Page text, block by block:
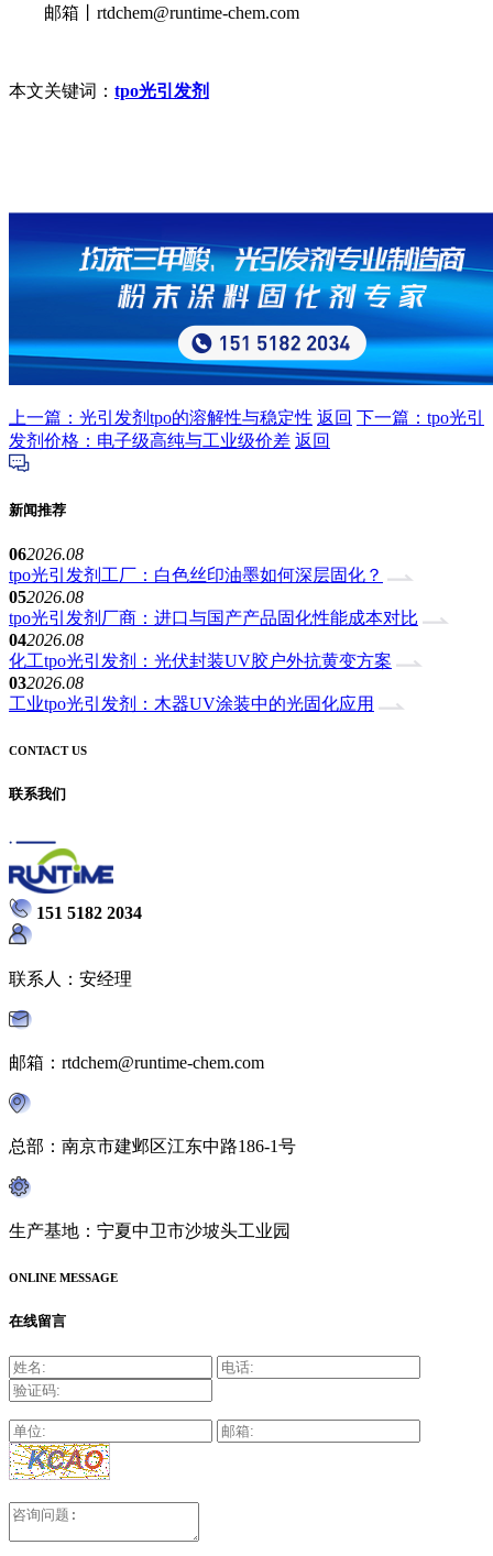
邮箱丨rtdchem@runtime-chem.com
本文关键词： tpo光引发剂
上一篇：光引发剂tpo的溶解性与稳定性 返回 下一篇：tpo光引
发剂价格：电子级高纯与工业级价差 返回
新闻推荐
062026.08
tpo光引发剂工厂：白色丝印油墨如何深层固化？
052026.08
tpo光引发剂厂商：进口与国产产品固化性能成本对比
042026.08
化工tpo光引发剂：光伏封装UV胶户外抗黄变方案
032026.08
工业tpo光引发剂：木器UV涂装中的光固化应用
CONTACT US
联系我们
151 5182 2034
联系人：安经理
邮箱：rtdchem@runtime-chem.com
总部：南京市建邺区江东中路186-1号
生产基地：宁夏中卫市沙坡头工业园
ONLINE MESSAGE
在线留言